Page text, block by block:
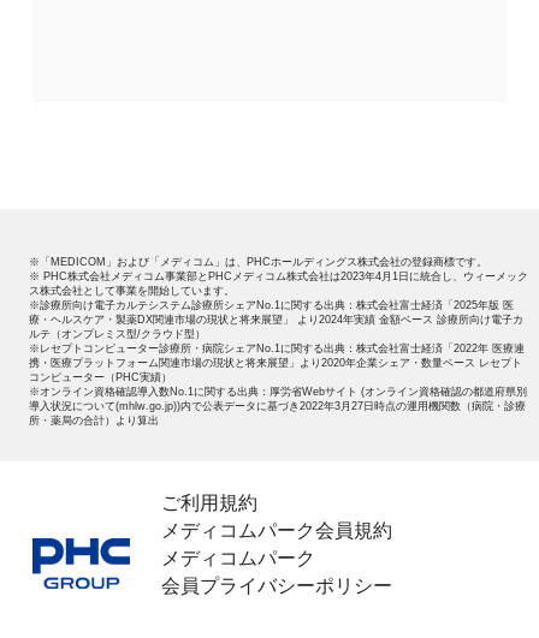
※「MEDICOM」および「メディコム」は、PHCホールディングス株式会社の登録商標です。
※ PHC株式会社メディコム事業部とPHCメディコム株式会社は2023年4月1日に統合し、ウィーメック
ス株式会社として事業を開始しています。
※診療所向け電子カルテシステム診療所シェアNo.1に関する出典：株式会社富士経済「2025年版 医
療・ヘルスケア・製薬DX関連市場の現状と将来展望」 より2024年実績 金額ベース 診療所向け電子カ
ルテ（オンプレミス型/クラウド型）
※レセプトコンピューター診療所・病院シェアNo.1に関する出典：株式会社富士経済「2022年 医療連
携・医療プラットフォーム関連市場の現状と将来展望」より2020年企業シェア・数量ベース レセプト
コンピューター（PHC実績）
※オンライン資格確認導入数No.1に関する出典：厚労省Webサイト (オンライン資格確認の都道府県別
導入状況について(mhlw.go.jp))内で公表データに基づき2022年3月27日時点の運用機関数（病院・診療
所・薬局の合計）より算出
ご利用規約
メディコムパーク会員規約
メディコムパーク
会員プライバシーポリシー